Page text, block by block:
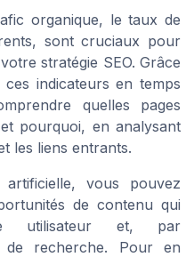
organique, le taux de
sont cruciaux pour
stratégie SEO. Grâce
indicateurs en temps
quelles pages
pourquoi, en analysant
les liens entrants.
vous pouvez
de contenu qui
utilisateur et, par
de recherche. Pour en